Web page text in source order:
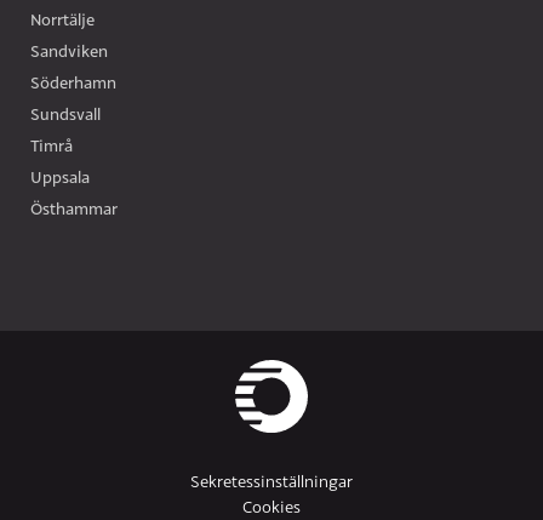
Norrtälje
Sandviken
Söderhamn
Sundsvall
Timrå
Uppsala
Östhammar
Sekretessinställningar
Cookies